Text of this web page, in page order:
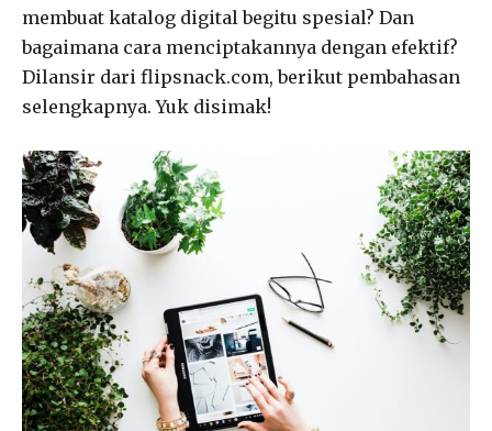
membuat katalog digital begitu spesial? Dan
bagaimana cara menciptakannya dengan efektif?
Dilansir dari flipsnack.com, berikut pembahasan
selengkapnya. Yuk disimak!